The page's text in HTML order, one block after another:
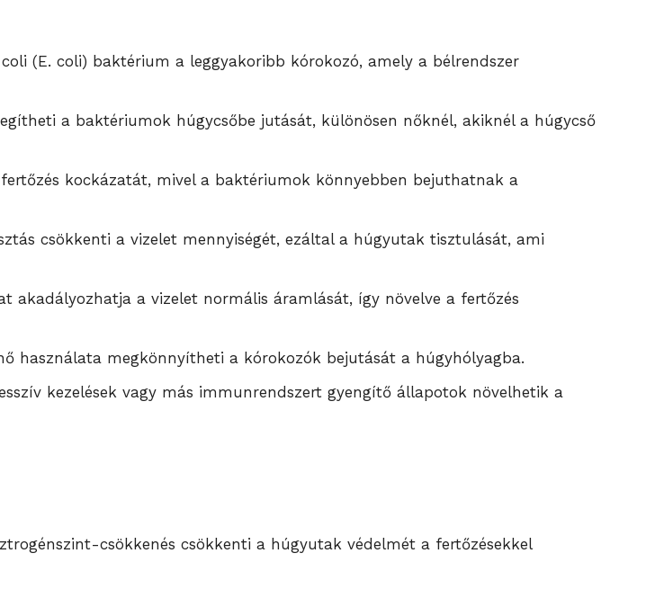
(E. coli) baktérium a leggyakoribb kórokozó, amely a bélrendszer
a baktériumok húgycsőbe jutását, különösen nőknél, akiknél a húgycső
kockázatát, mivel a baktériumok könnyebben bejuthatnak a
csökkenti a vizelet mennyiségét, ezáltal a húgyutak tisztulását, ami
akadályozhatja a vizelet normális áramlását, így növelve a fertőzés
használata megkönnyítheti a kórokozók bejutását a húgyhólyagba.
kezelések vagy más immunrendszert gyengítő állapotok növelhetik a
csökkenés csökkenti a húgyutak védelmét a fertőzésekkel